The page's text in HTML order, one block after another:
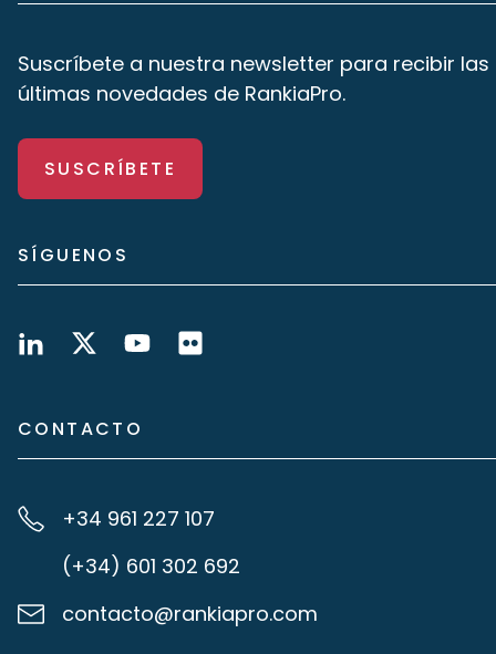
Suscríbete a nuestra newsletter para recibir las
últimas novedades de RankiaPro.
SUSCRÍBETE
SÍGUENOS
CONTACTO
+34 961 227 107
(+34) 601 302 692
contacto@rankiapro.com